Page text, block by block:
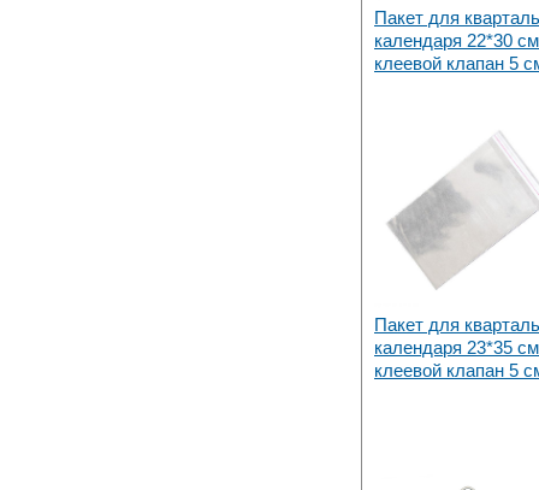
Пакет для
календаря 22*30
клеевой клапан 5
Пакет для
календаря 23*35
клеевой клапан 5